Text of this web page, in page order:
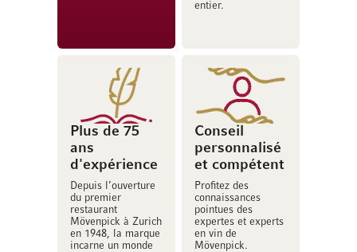
entier.
Plus de 75
ans
d'expérience
Depuis l’ouverture
du premier
restaurant
Mövenpick à Zurich
en 1948, la marque
incarne un monde
Conseil
personnalisé
et compétent
Profitez des
connaissances
pointues des
expertes et experts
en vin de
Mövenpick.